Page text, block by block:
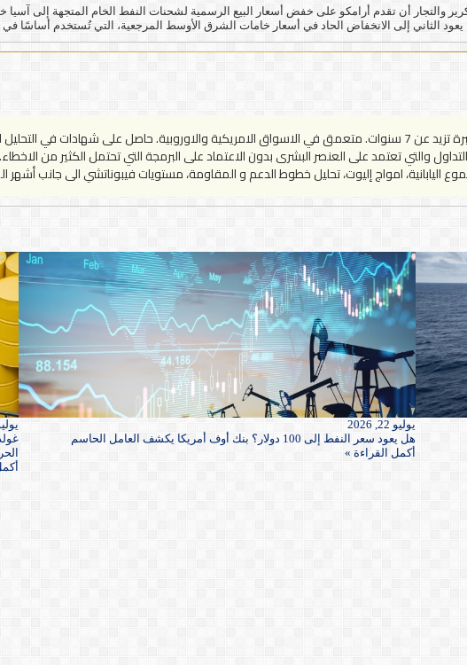
والتجار أن تقدم أرامكو على خفض أسعار البيع الرسمية لشحنات النفط الخام المتجهة إلى
الثاني إلى الانخفاض الحاد في أسعار خامات الشرق الأوسط المرجعية، التي تُستخدم أساسًا في
محلل وباحث في الاسواق المالية وخاصة الفوركس وهو صاحب خبرة تزيد عن 7 سنوات. متعمق في الاسواق الامريكية
والتي تعتمد على العنصر البشرى بدون الاعتماد على البرمجة التي تحتمل الكثير من
اليابانية، امواج إليوت، تحليل خطوط الدعم و المقاومة، مستويات فيبوناتشي الى جانب أشهر
يوليو 22, 2026
هل يعود سعر النفط إلى 100 دولار؟ بنك أوف أمريكا يكشف العامل الحاسم
أكمل القراءة »
يوليو 21,